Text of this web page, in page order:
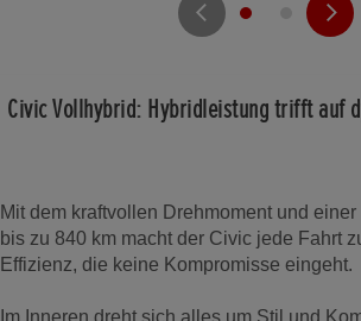
Civic Vollhybrid: Hybridleistung trifft auf
Mit dem kraftvollen Drehmoment und
bis zu 840 km macht der Civic jede Fahrt
Effizienz, die keine Kompromisse eingeht.
Im Inneren dreht sich alles um Stil und